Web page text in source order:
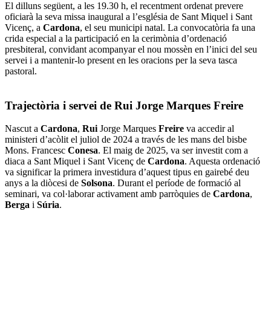
El dilluns següent, a les 19.30 h, el recentment ordenat prevere
oficiarà la seva missa inaugural a l’església de Sant Miquel i Sant
Vicenç, a Cardona, el seu municipi natal. La convocatòria fa una
crida especial a la participació en la cerimònia d’ordenació
presbiteral, convidant acompanyar el nou mossèn en l’inici del seu
servei i a mantenir-lo present en les oracions per la seva tasca
pastoral.
Trajectòria i servei de Rui Jorge Marques Freire
Nascut a Cardona, RuiJorge Marques Freire va accedir al
ministeri d’acòlit el juliol de 2024 a través de les mans del bisbe
Mons. Francesc Conesa. El maig de 2025, va ser investit com a
diaca a Sant Miquel i Sant Vicenç de Cardona. Aquesta ordenació
va significar la primera investidura d’aquest tipus en gairebé deu
anys a la diòcesi de Solsona. Durant el període de formació al
seminari, va col·laborar activament amb parròquies de Cardona,
Berga i Súria.